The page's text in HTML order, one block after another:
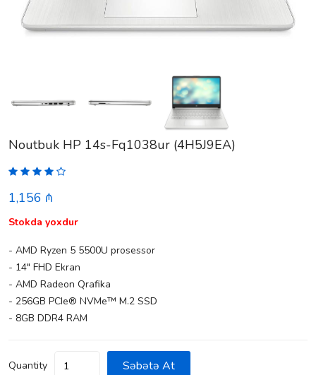
Noutbuk HP 14s-Fq1038ur (4H5J9EA)
1,156 ₼
Stokda yoxdur
- AMD Ryzen 5 5500U prosessor
- 14" FHD Ekran
- AMD Radeon Qrafika
- 256GB PCIe® NVMe™ M.2 SSD
- 8GB DDR4 RAM
Quantity Səbətə At